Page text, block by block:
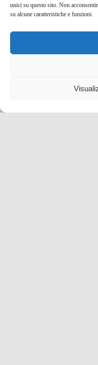
unici su questo sito. Non
su alcune caratteristiche e funzioni.